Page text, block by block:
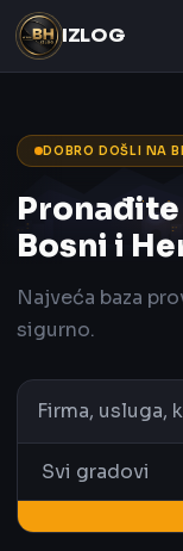
IZLOG
DOBRO DOŠLI NA
Bosni i
Najveća baza
sigurno.